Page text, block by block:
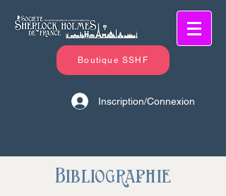
Boutique SSHF
Inscription/Connexion
Bibliographie